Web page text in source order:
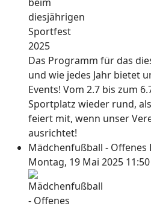
Das Programm für das
und wie jedes Jahr bietet
Events! Vom 2.7 bis zum
Sportplatz wieder rund,
feiert mit, wenn unser
ausrichtet!
Mädchenfußball -
Montag, 19 Mai 2025 11:50